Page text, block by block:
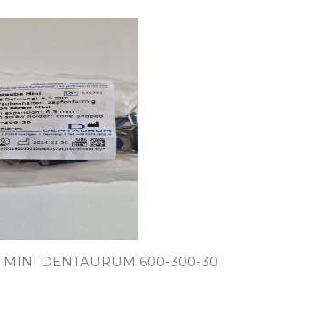
MINI DENTAURUM 600-300-30